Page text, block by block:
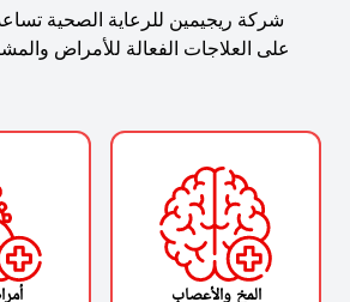
شركة ريجيمين للرعاية الصحية
على العلاجات الفعالة للأمراض
المخ والأعصاب